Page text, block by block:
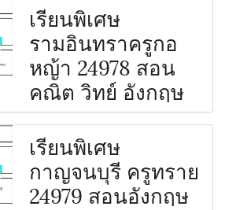
เรียนพิเศษ
รามอินทราครูกอ
หญ้า 24978 สอน
คณิต วิทย์ อังกฤษ
เรียนพิเศษ
กาญจนบุรี ครูทราย
24979 สอนอังกฤษ